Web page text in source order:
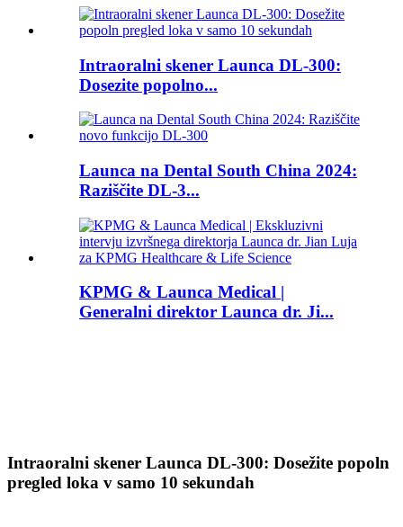
Intraoralni skener Launca DL-300:
Dosezite popolno...
Launca na Dental South China 2024:
Raziščite DL-3...
KPMG & Launca Medical |
Generalni direktor Launca dr. Ji...
Intraoralni skener Launca DL-300: Dosežite popoln
pregled loka v samo 10 sekundah